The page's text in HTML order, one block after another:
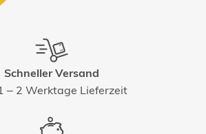
Schneller Versand
– 2 Werktage Lieferzeit